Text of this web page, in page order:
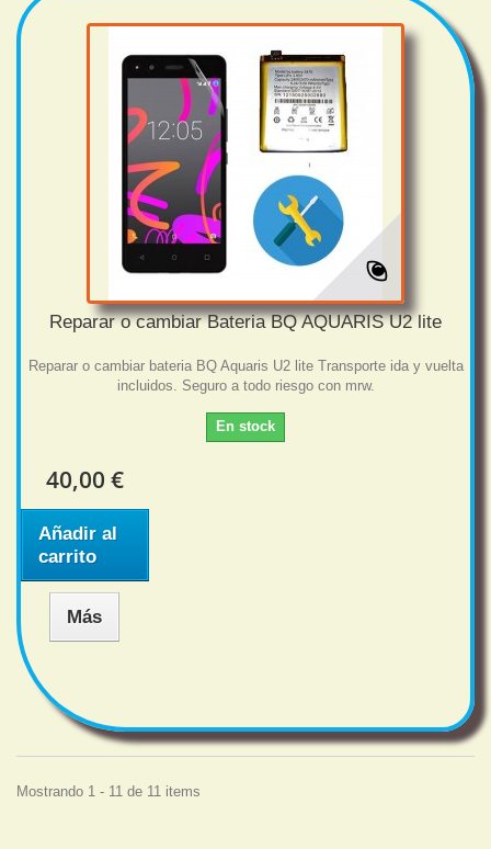
Reparar o cambiar Bateria BQ AQUARIS U2 lite
Reparar o cambiar bateria BQ Aquaris U2 lite Transporte ida y vuelta
incluidos. Seguro a todo riesgo con mrw.
En stock
40,00 €
Añadir al
carrito
Más
Mostrando 1 - 11 de 11 items